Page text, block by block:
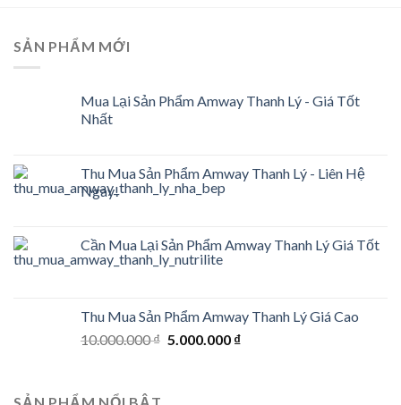
SẢN PHẨM MỚI
Mua Lại Sản Phẩm Amway Thanh Lý - Giá Tốt
Nhất
Thu Mua Sản Phẩm Amway Thanh Lý - Liên Hệ
Ngay!
Cần Mua Lại Sản Phẩm Amway Thanh Lý Giá Tốt
Thu Mua Sản Phẩm Amway Thanh Lý Giá Cao
10.000.000₫ Original
5.000.000 ₫Current